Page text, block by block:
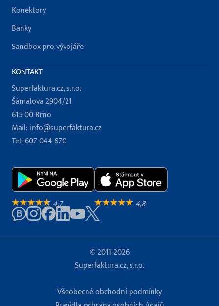
Konektory
Banky
Sandbox pro vývojáře
KONTAKT
Superfaktura.cz, s.r.o.
Šámalova 2904/21
615 00 Brno
Mail: info@superfaktura.cz
Tel:607 044 670
4,7 4,8
© 2011-2026
Superfaktura.cz, s.r.o.
Všeobecné obchodní podmínky